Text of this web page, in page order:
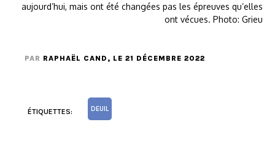
aujourd’hui, mais ont été changées pas les épreuves qu’elles
ont vécues. Photo: Grieu
PAR RAPHAËL CAND , LE 21 DÉCEMBRE 2022
ÉTIQUETTES: DEUIL